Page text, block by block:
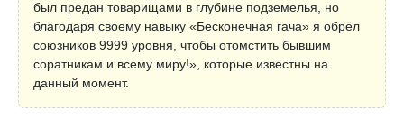
был предан товарищами в глубине подземелья, но
благодаря своему навыку «Бесконечная гача» я обрёл
союзников 9999 уровня, чтобы отомстить бывшим
соратникам и всему миру!», которые известны на
данный момент.